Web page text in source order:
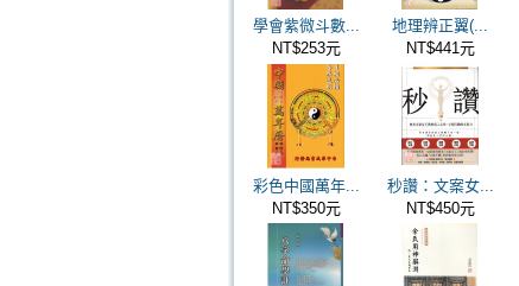
學會紫微斗數...
NT$253元
地理辨正翼(...
NT$441元
彩色中國萬年...
NT$350元
秒讚：文案女...
NT$450元